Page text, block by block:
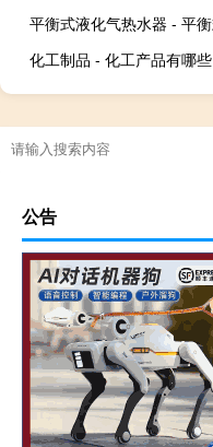
化工制品 - 化工产品有哪些
公告